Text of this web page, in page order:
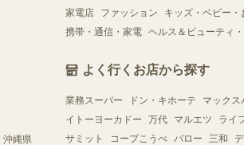
沖縄県
家電店
ファッション
キッズ・ベビー・
携帯・通信・家電 ヘルス＆ビューティ
よく行くお店から探す
業務スーパー ドン・キホーテ
マックス
イトーヨーカドー
万代 マルエツ
ライ
サミット
コープこうべ バロー 三和